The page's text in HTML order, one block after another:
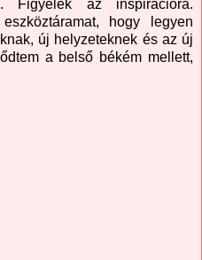
Figyelek az inspirációra.
hogy legyen
új helyzeteknek és az új
a belső békém mellett,